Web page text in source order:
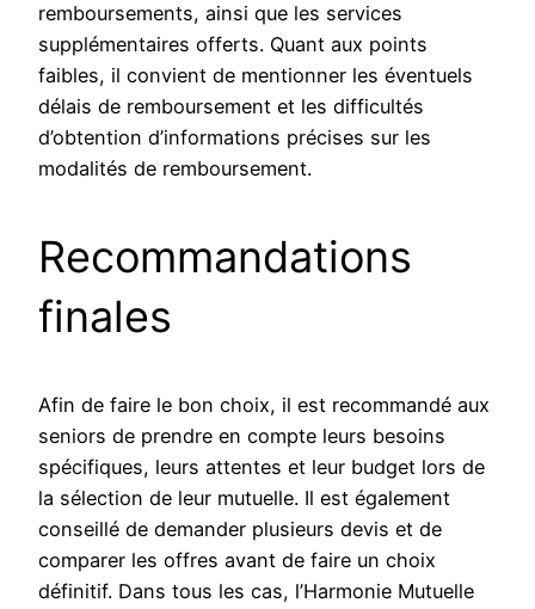
remboursements, ainsi que les services
supplémentaires offerts. Quant aux points
faibles, il convient de mentionner les éventuels
délais de remboursement et les difficultés
d’obtention d’informations précises sur les
modalités de remboursement.
Recommandations
finales
Afin de faire le bon choix, il est recommandé aux
seniors de prendre en compte leurs besoins
spécifiques, leurs attentes et leur budget lors de
la sélection de leur mutuelle. Il est également
conseillé de demander plusieurs devis et de
comparer les offres avant de faire un choix
définitif. Dans tous les cas, l’Harmonie Mutuelle